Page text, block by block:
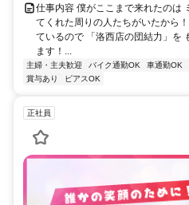
仕事内容 僕がここまで来れたのは
てくれた周りの人たちがいたから
ているので 「洛西店の団結力」を
ます！...
主婦・主夫歓迎 バイク通勤OK 車通勤OK
賞与あり
ピアスOK
正社員